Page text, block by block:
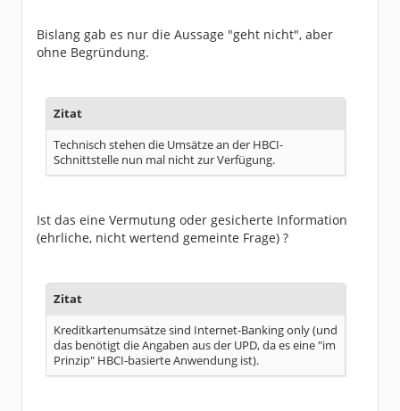
Bislang gab es nur die Aussage "geht nicht", aber
ohne Begründung.
Zitat
Technisch stehen die Umsätze an der HBCI-
Schnittstelle nun mal nicht zur Verfügung.
Ist das eine Vermutung oder gesicherte Information
(ehrliche, nicht wertend gemeinte Frage) ?
Zitat
Kreditkartenumsätze sind Internet-Banking only (und
das benötigt die Angaben aus der UPD, da es eine "im
Prinzip" HBCI-basierte Anwendung ist).